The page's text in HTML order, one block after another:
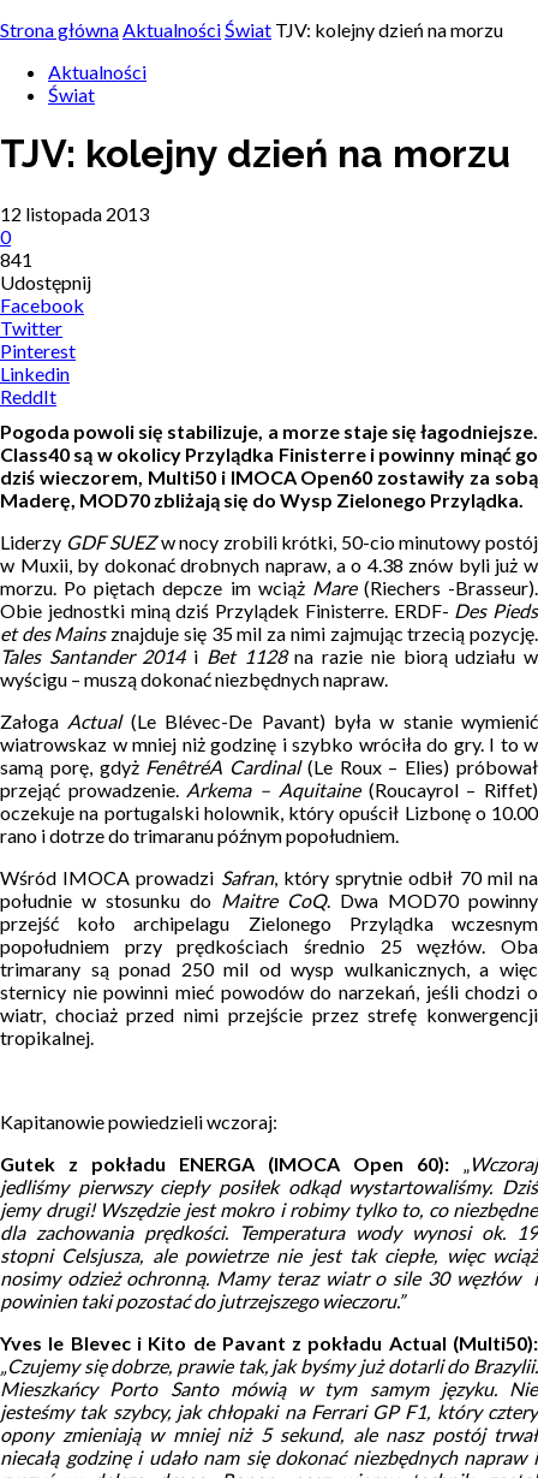
Strona głównaAktualnościŚwiat TJV: kolejny dzień na morzu
Aktualności
Świat
TJV: kolejny dzień na morzu
12 listopada 2013
0
841
Udostępnij
Facebook
Twitter
Pinterest
Linkedin
ReddIt
Pogoda powoli się stabilizuje, a morze staje się łagodniejsze.
Class40 są w okolicy Przylądka Finisterre i powinny minąć go
dziś wieczorem, Multi50 i IMOCA Open60 zostawiły za sobą
Maderę, MOD70 zbliżają się do Wysp Zielonego Przylądka.
Liderzy GDF SUEZw nocy zrobili krótki, 50-cio minutowy postój
w Muxii, by dokonać drobnych napraw, a o 4.38 znów byli już w
morzu. Po piętach depcze im wciąż Mare(Riechers -Brasseur).
Obie jednostki miną dziś Przylądek Finisterre. ERDF- Des Pieds
et des Mainsznajduje się 35 mil za nimi zajmując trzecią pozycję.
Tales Santander 2014i Bet 1128na razie nie biorą udziału w
wyścigu – muszą dokonać niezbędnych napraw.
Załoga Actual(Le Blévec-De Pavant) była w stanie wymienić
wiatrowskaz w mniej niż godzinę i szybko wróciła do gry. I to w
samą porę, gdyż FenêtréA Cardinal(Le Roux – Elies) próbował
przejąć prowadzenie. Arkema – Aquitaine(Roucayrol – Riffet)
oczekuje na portugalski holownik, który opuścił Lizbonę o 10.00
rano i dotrze do trimaranu późnym popołudniem.
Wśród IMOCA prowadzi Safran, który sprytnie odbił 70 mil na
południe w stosunku do Maitre CoQ. Dwa MOD70 powinny
przejść koło archipelagu Zielonego Przylądka wczesnym
popołudniem przy prędkościach średnio 25 węzłów. Oba
trimarany są ponad 250 mil od wysp wulkanicznych, a więc
sternicy nie powinni mieć powodów do narzekań, jeśli chodzi o
wiatr, chociaż przed nimi przejście przez strefę konwergencji
tropikalnej.
Kapitanowie powiedzieli wczoraj:
Gutek z pokładu ENERGA (IMOCA Open 60): „Wczoraj
jedliśmy pierwszy ciepły posiłek odkąd wystartowaliśmy. Dziś
jemy drugi! Wszędzie jest mokro i robimy tylko to, co niezbędne
dla zachowania prędkości. Temperatura wody wynosi ok. 19
stopni Celsjusza, ale powietrze nie jest tak ciepłe, więc wciąż
nosimy odzież ochronną. Mamy teraz wiatr o sile 30 węzłów i
powinien taki pozostać do jutrzejszego wieczoru.”
Yves le Blevec i Kito de Pavant z pokładu Actual (Multi50):
„Czujemy się dobrze, prawie tak, jak byśmy już dotarli do Brazylii.
Mieszkańcy Porto Santo mówią w tym samym języku. Nie
jesteśmy tak szybcy, jak chłopaki na Ferrari GP F1, który cztery
opony zmieniają w mniej niż 5 sekund, ale nasz postój trwał
niecałą godzinę i udało nam się dokonać niezbędnych napraw i